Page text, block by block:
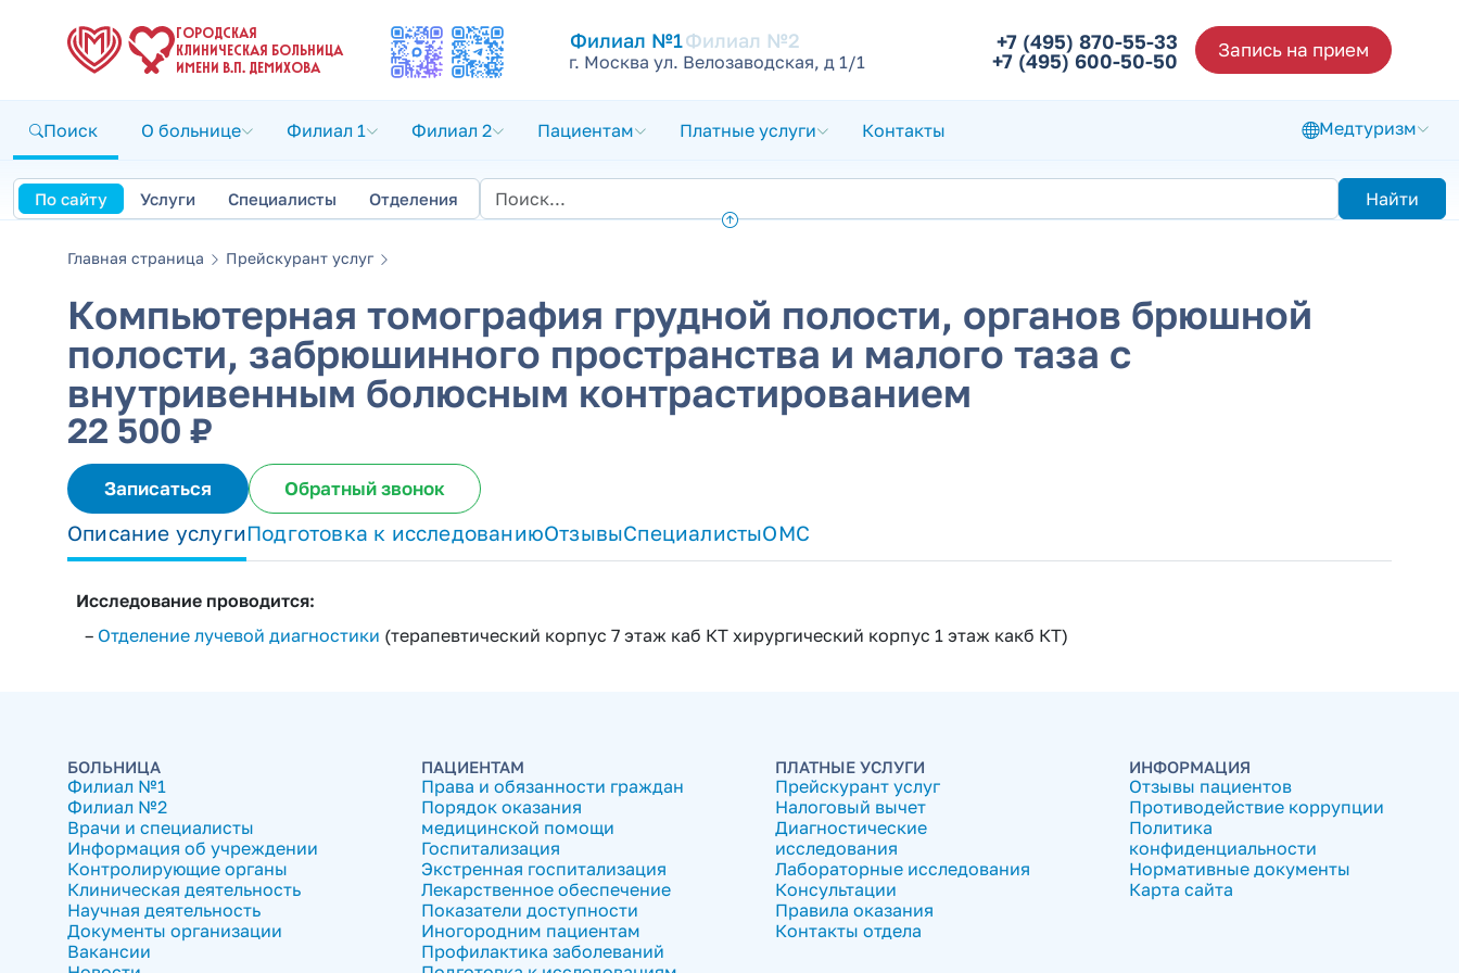
ГОРОДСКАЯ
КЛИНИЧЕСКАЯ БОЛЬНИЦА
ИМЕНИ В.П. ДЕМИХОВА
Филиал №1Филиал №2
г. Москва ул. Велозаводская, д 1/1
+7 (495) 870-55-33
+7 (495) 600-50-50
Запись на прием
Поиск О больнице Филиал 1 Филиал 2 Пациентам Платные услуги Контакты Медтуризм
По сайту Услуги Специалисты Отделения Найти
Главная страница Прейскурант услуг
Компьютерная томография грудной полости, органов брюшной
полости, забрюшинного пространства и малого таза с
внутривенным болюсным контрастированием
22 500 ₽
Записаться Обратный звонок
Описание услугиПодготовка к исследованиюОтзывыСпециалистыОМС
Исследование проводится:
– Отделение лучевой диагностики (терапевтический корпус 7 этаж каб КТ хирургический корпус 1 этаж какб КТ)
БОЛЬНИЦА
Филиал №1
Филиал №2
Врачи и специалисты
Информация об учреждении
Контролирующие органы
Клиническая деятельность
Научная деятельность
Документы организации
Вакансии
ПАЦИЕНТАМ
Права и обязанности граждан
Порядок оказания
медицинской помощи
Госпитализация
Экстренная госпитализация
Лекарственное обеспечение
Показатели доступности
Иногородним пациентам
Профилактика заболеваний
ПЛАТНЫЕ УСЛУГИ
Прейскурант услуг
Налоговый вычет
Диагностические
исследования
Лабораторные исследования
Консультации
Правила оказания
Контакты отдела
ИНФОРМАЦИЯ
Отзывы пациентов
Противодействие коррупции
Политика
конфиденциальности
Нормативные документы
Карта сайта